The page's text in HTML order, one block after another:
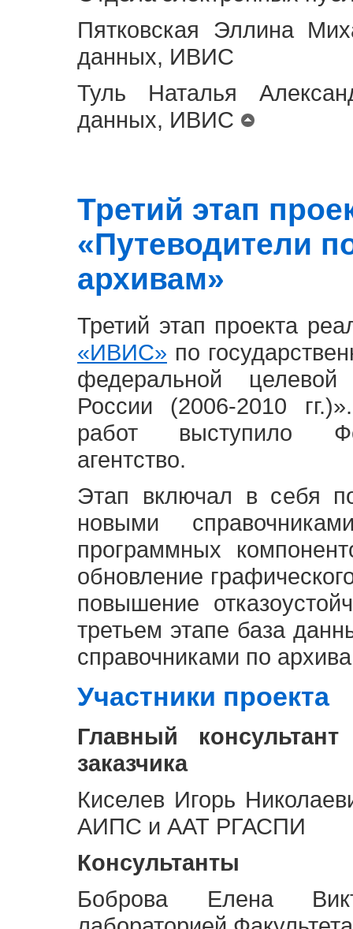
Пятковская Эллина
данных, ИВИС
Туль Наталья
данных, ИВИС
Третий этап
«Путеводители
архивам»
Третий этап проекта
«ИВИС» по
федеральной
России (2006-2010
работ выступило
агентство.
Этап включал в себя
новыми
программных
обновление
повышение
третьем этапе база
справочниками по
Участники проекта
Главный
заказчика
Киселев Игорь
АИПС и ААТ РГАСПИ
Консультанты
Боброва Елена